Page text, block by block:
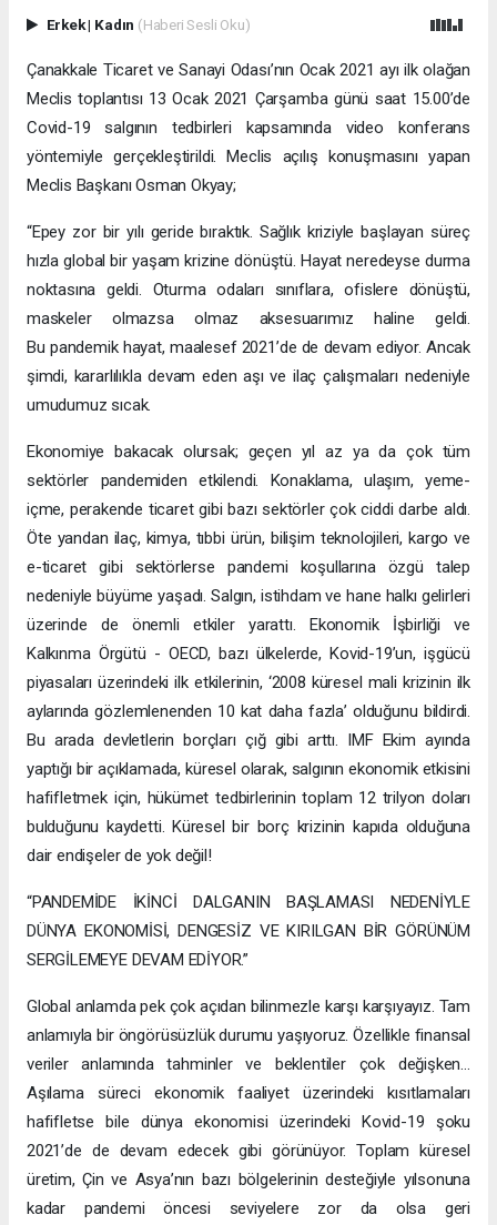
Erkek| Kadın (Haberi Sesli Oku)
Çanakkale Ticaret ve Sanayi Odası’nın Ocak 2021 ayı ilk olağan
Meclis toplantısı 13 Ocak 2021 Çarşamba günü saat 15.00’de
Covid-19 salgının tedbirleri kapsamında video konferans
yöntemiyle gerçekleştirildi. Meclis açılış konuşmasını yapan
Meclis Başkanı Osman Okyay;
“Epey zor bir yılı geride bıraktık. Sağlık kriziyle başlayan süreç
hızla global bir yaşam krizine dönüştü. Hayat neredeyse durma
noktasına geldi. Oturma odaları sınıflara, ofislere dönüştü,
maskeler olmazsa olmaz aksesuarımız haline geldi.
Bu pandemik hayat, maalesef 2021’de de devam ediyor. Ancak
şimdi, kararlılıkla devam eden aşı ve ilaç çalışmaları nedeniyle
umudumuz sıcak.
Ekonomiye bakacak olursak; geçen yıl az ya da çok tüm
sektörler pandemiden etkilendi. Konaklama, ulaşım, yeme-
içme, perakende ticaret gibi bazı sektörler çok ciddi darbe aldı.
Öte yandan ilaç, kimya, tıbbi ürün, bilişim teknolojileri, kargo ve
e-ticaret gibi sektörlerse pandemi koşullarına özgü talep
nedeniyle büyüme yaşadı. Salgın, istihdam ve hane halkı gelirleri
üzerinde de önemli etkiler yarattı. Ekonomik İşbirliği ve
Kalkınma Örgütü - OECD, bazı ülkelerde, Kovid-19’un, işgücü
piyasaları üzerindeki ilk etkilerinin, ‘2008 küresel mali krizinin ilk
aylarında gözlemlenenden 10 kat daha fazla’ olduğunu bildirdi.
Bu arada devletlerin borçları çığ gibi arttı. IMF Ekim ayında
yaptığı bir açıklamada, küresel olarak, salgının ekonomik etkisini
hafifletmek için, hükümet tedbirlerinin toplam 12 trilyon doları
bulduğunu kaydetti. Küresel bir borç krizinin kapıda olduğuna
dair endişeler de yok değil!
“PANDEMİDE İKİNCİ DALGANIN BAŞLAMASI NEDENİYLE
DÜNYA EKONOMİSİ, DENGESİZ VE KIRILGAN BİR GÖRÜNÜM
SERGİLEMEYE DEVAM EDİYOR.”
Global anlamda pek çok açıdan bilinmezle karşı karşıyayız. Tam
anlamıyla bir öngörüsüzlük durumu yaşıyoruz. Özellikle finansal
veriler anlamında tahminler ve beklentiler çok değişken…
Aşılama süreci ekonomik faaliyet üzerindeki kısıtlamaları
hafifletse bile dünya ekonomisi üzerindeki Kovid-19 şoku
2021’de de devam edecek gibi görünüyor. Toplam küresel
üretim, Çin ve Asya’nın bazı bölgelerinin desteğiyle yılsonuna
kadar pandemi öncesi seviyelere zor da olsa geri